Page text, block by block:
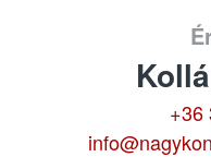
+36